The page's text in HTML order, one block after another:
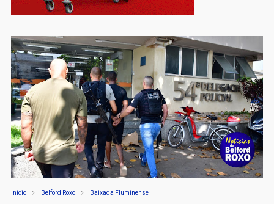
Início Belford Roxo Baixada Fluminense